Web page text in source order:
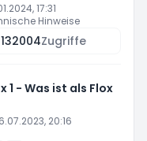
17:31
Hinweise
132004Zugriffe
1 - Was ist als Flox
20:16